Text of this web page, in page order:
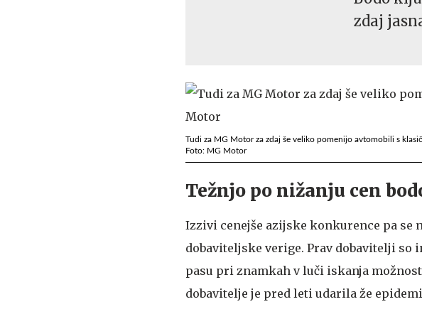
zdaj
Tudi za MG Motor za zdaj še veliko pomenijo avtomobili s
Foto: MG Motor
Težnjo po nižanju cen
Izzivi cenejše azijske konkurence pa se
dobaviteljske verige. Prav dobavitelji so
pasu pri znamkah v luči iskanja
dobavitelje je pred leti udarila že